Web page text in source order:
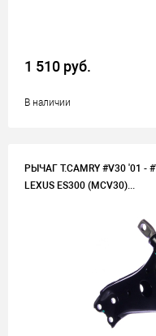
1 510 руб.
В наличии
РЫЧАГ T.CAMRY #V30 '01 -
LEXUS ES300 (MCV30)...